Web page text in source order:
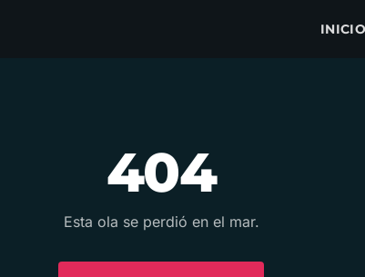
404
Esta ola se perdió en el mar.